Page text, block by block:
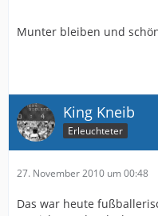
So, .....der Ewald
Heute
Was machen manche
Außer Ewald......
Wie dumm, wie
Ein Trainer der sich vor
Manchen scheint es
Munter bleiben und
King Kneib
Erleuchteter
27. November 2010 um 00:48
Das war heute